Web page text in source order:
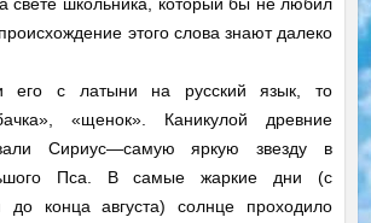
этого слова знают далеко
его с латыни на русский язык, то
«щенок». Каникулой древние
Сириус—самую яркую звезду в
Пса. В самые жаркие дни (с
конца августа) солнце проходило